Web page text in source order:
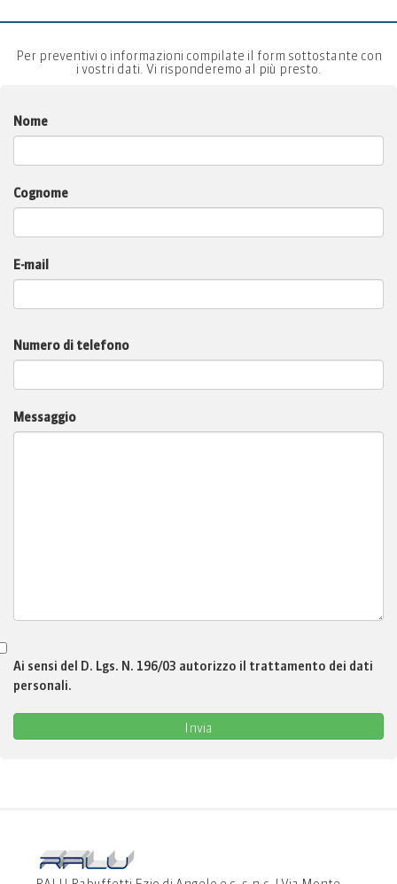
Per preventivi o informazioni compilate il form sottostante con
i vostri dati. Vi risponderemo al più presto.
Nome
Cognome
E-mail
Numero di telefono
Messaggio
Ai sensi del D. Lgs. N. 196/03 autorizzo il trattamento dei dati
personali.